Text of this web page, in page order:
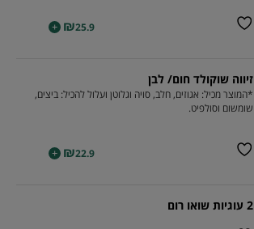
₪25.9
+
זיווה שוקולד חום/ לבן
*המוצר מכיל: אגוזים, חלב, סויה וגלוטן ועלול להכיל: ביצים,
שומשום וסולפיט.
₪22.9
+
2 עוגיות שואו רום